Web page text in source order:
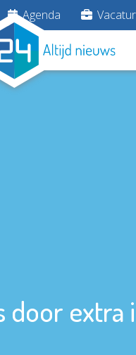
Agenda
door extra